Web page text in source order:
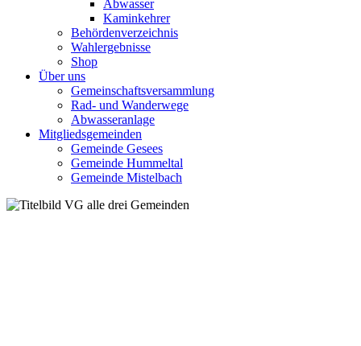
Abwasser
Kaminkehrer
Behördenverzeichnis
Wahlergebnisse
Shop
Über uns
Gemeinschaftsversammlung
Rad- und Wanderwege
Abwasseranlage
Mitgliedsgemeinden
Gemeinde Gesees
Gemeinde Hummeltal
Gemeinde Mistelbach